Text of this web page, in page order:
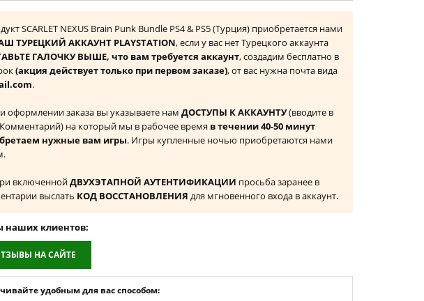
SCARLET NEXUS Brain Punk Bundle PS4 & PS5 (Турция) приобретается нами
ТУРЕЦКИЙ АККАУНТ PLAYSTATION, если у вас нет Турецкого аккаунта
ГАЛОЧКУ ВЫШЕ, что вам требуется аккаунт, создадим бесплатно в
(акция действует только при первом заказе), от вас нужна почта вида
.
оформлении заказа вы указываете нам ДОСТУПЫ К АККАУНТУ(вводите в
на который мы в рабочее время в течении 40-50 минут
нужные вам игры. Игры купленные ночью приобретаются нами
включеннойДВУХЭТАПНОЙ АУТЕНТИФИКАЦИИ просьба заранее в
выслать КОД ВОССТАНОВЛЕНИЯ для мгновенного входа в аккаунт.
наших клиентов:
НА САЙТЕ
удобным для вас способом: